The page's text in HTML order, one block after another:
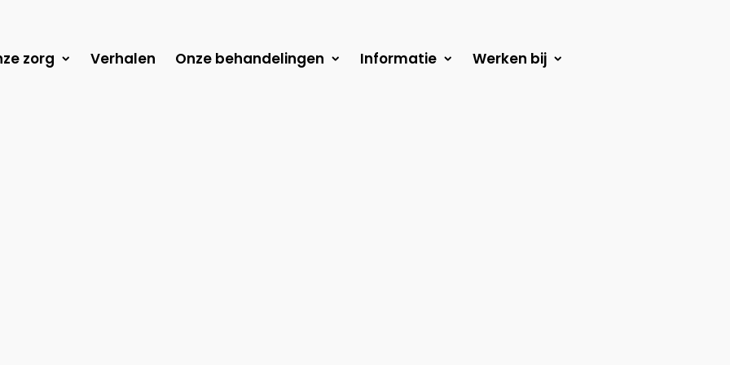
zorg Verhalen Onze behandelingen Informatie Werken bij